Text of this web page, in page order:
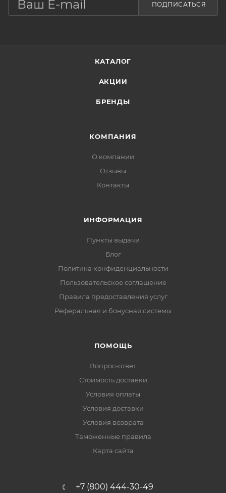
пятна и круги под глазами, успокаиваетПОДПИСАТЬСЯ
КАТАЛОГ
АКЦИИ
БРЕНДЫ
КОМПАНИЯ
О компании
Отзывы
Контакты
ИНФОРМАЦИЯ
Пункты выдачи
Блог
Политика конфиденциальности
Пользовательское соглашение
Правила предоставления услуг
Реферальная и бонусная системы
ПОМОЩЬ
Вопрос-ответ
Стоимость доставки
Условия оплаты
Условия доставки
Условия возврата
Таможенные правила
Карта сайта
+7 (800) 444-30-49